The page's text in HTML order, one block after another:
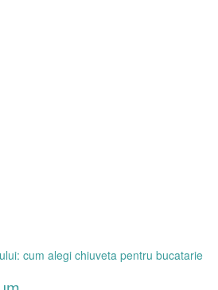
cum alegi chiuveta pentru bucatarie